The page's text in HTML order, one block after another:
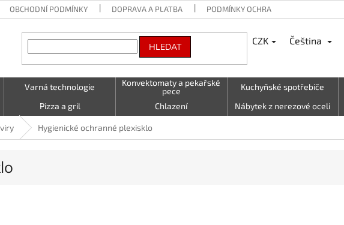
OBCHODNÍ PODMÍNKY DOPRAVA A PLATBA PODMÍNKY OCHRANY OSOBNÍCH ÚDAJŮ
HLEDAT
CZK Čeština
Varná technologie
Konvektomaty a pekařské
pece
Kuchyňské spotřebiče
Pizza a gril Chlazení Nábytek z nerezové oceli
Vzduchotechnika Stolování a Servírování
Hygienické ochranné plexisklo